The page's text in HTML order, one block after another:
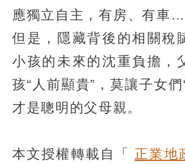
應獨立自主，有房、有車
但是，隱藏背後的相關稅
小孩的未來的沈重負擔，
孩“人前顯貴”，莫讓子女們
才是聰明的父母親。
本文授權轉載自「 正業地